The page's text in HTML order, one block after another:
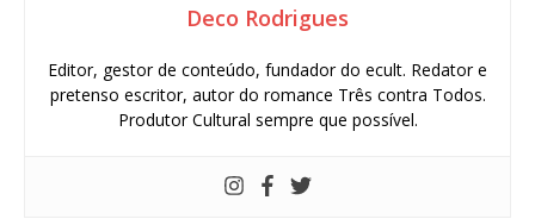
Deco Rodrigues
Editor, gestor de conteúdo, fundador do ecult. Redator e
pretenso escritor, autor do romance Três contra Todos.
Produtor Cultural sempre que possível.